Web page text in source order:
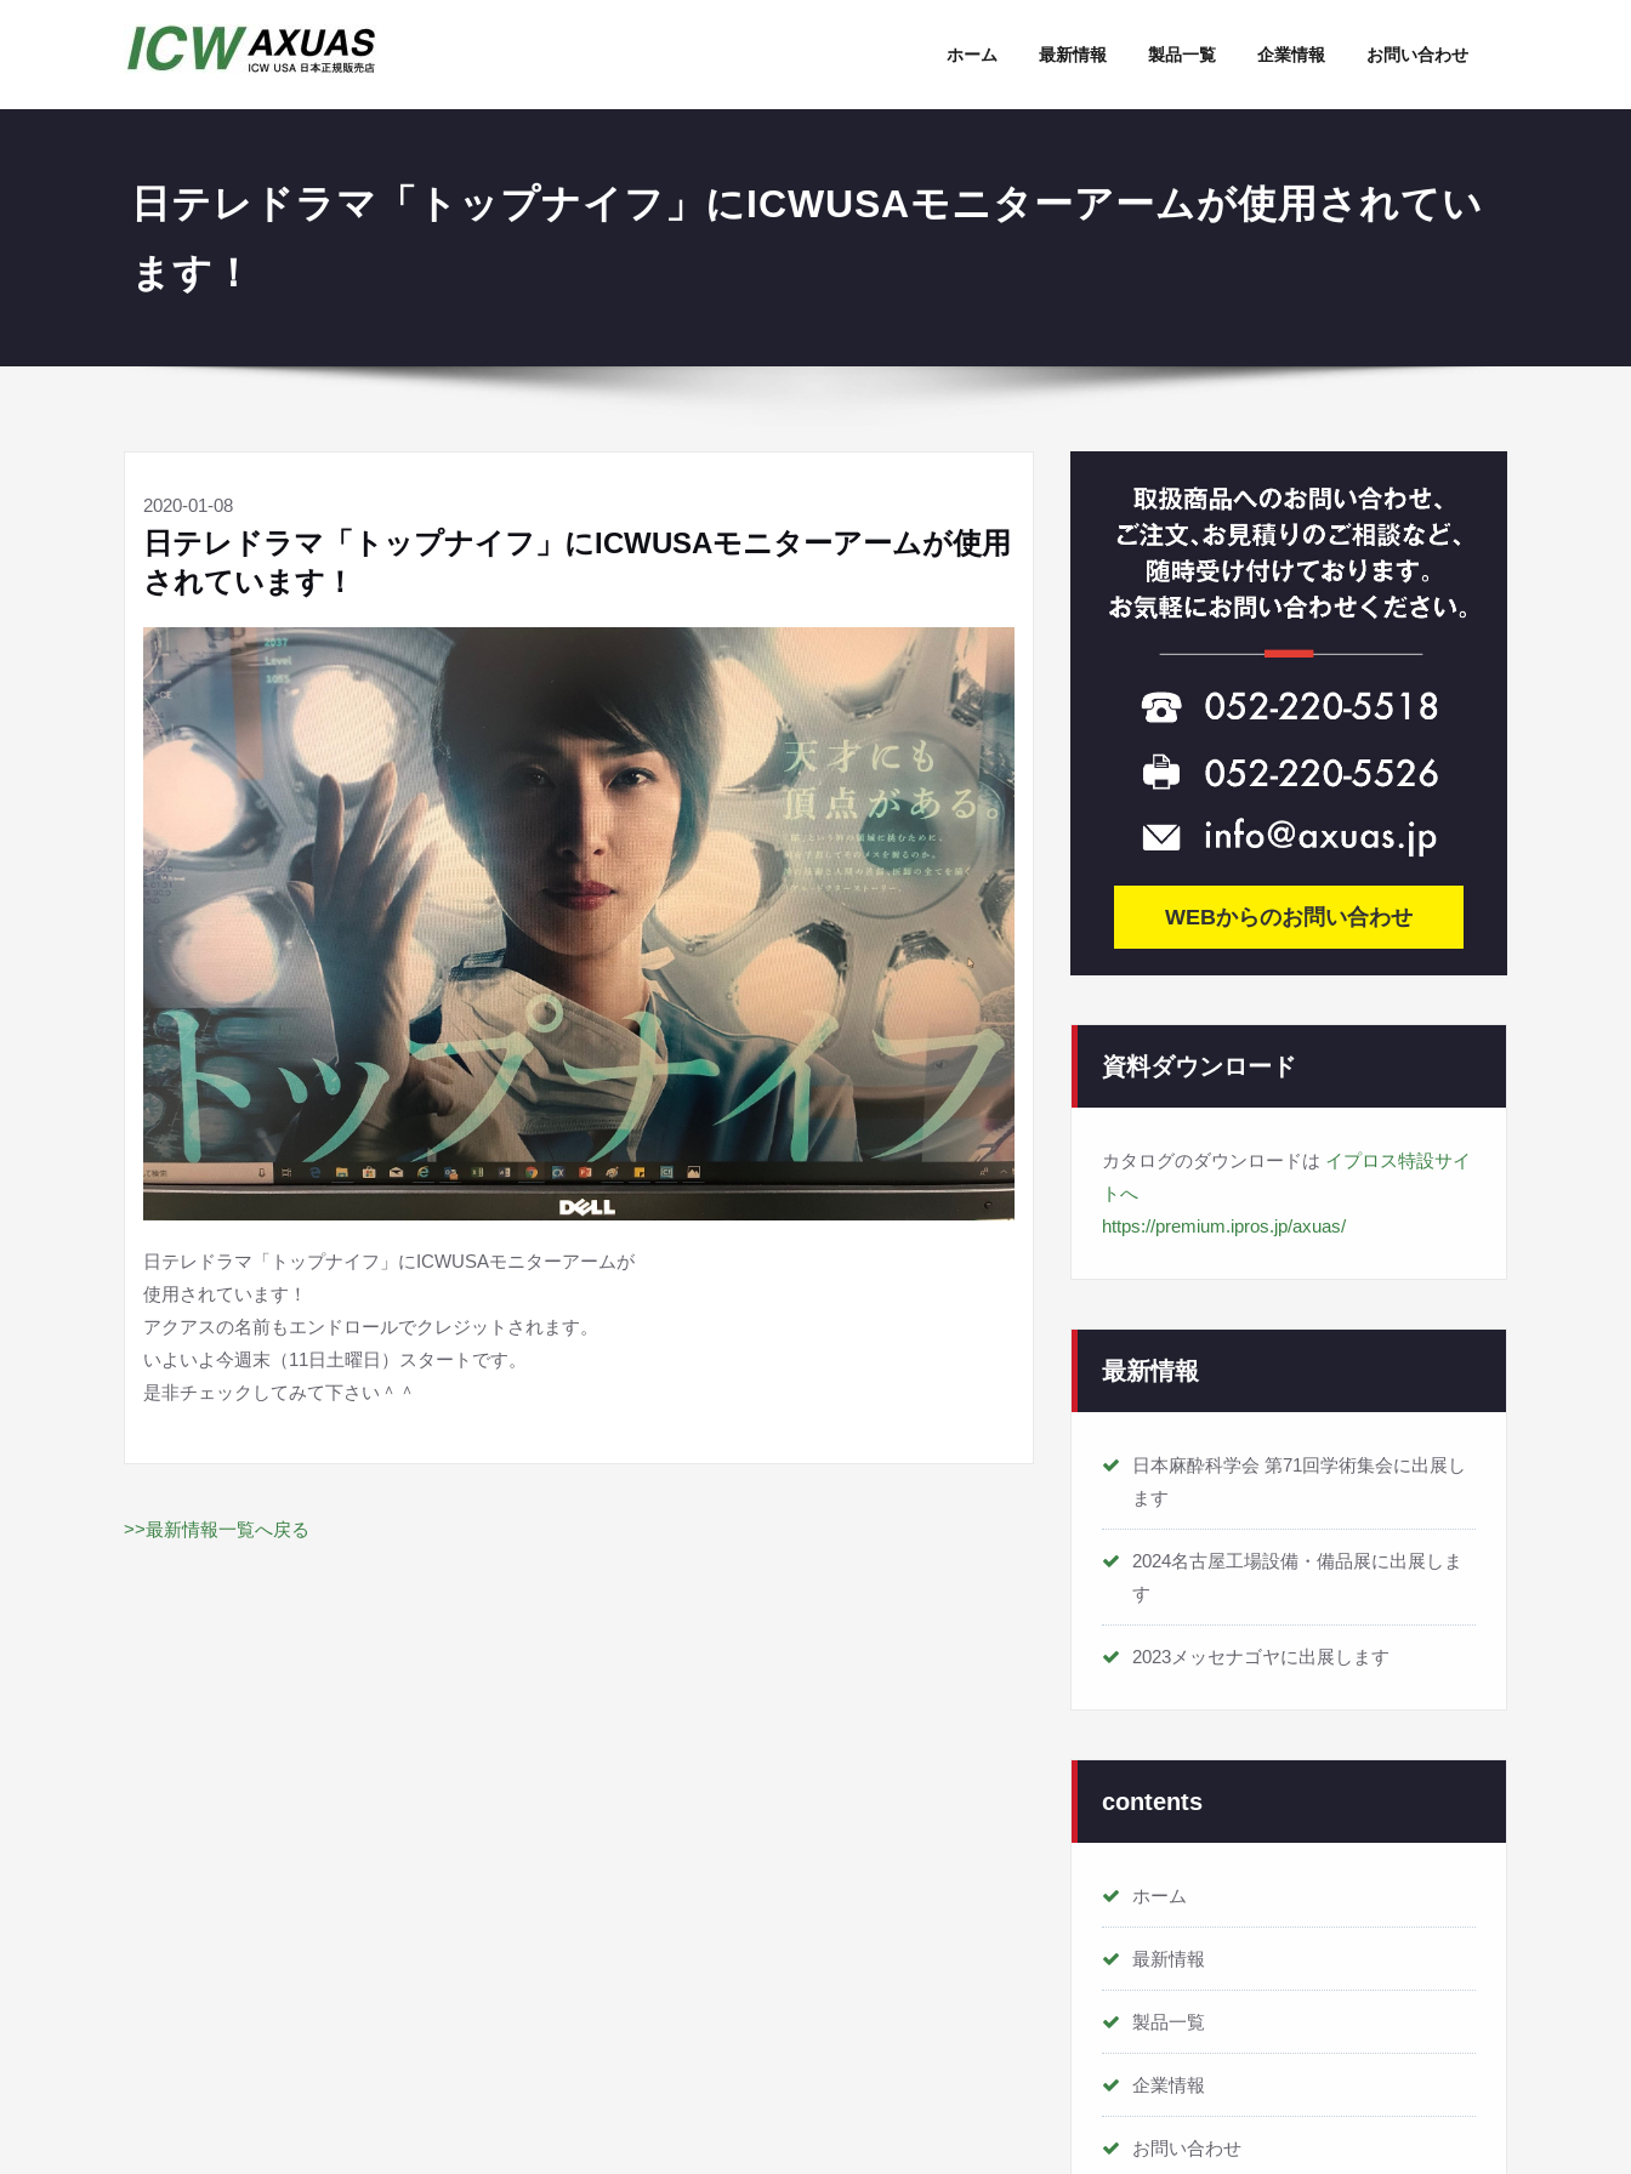
ホーム 最新情報 製品一覧 企業情報 お問い合わせ
日テレドラマ「トップナイフ」にICWUSAモニターアームが使用されてい
ます！
2020-01-08
日テレドラマ「トップナイフ」にICWUSAモニターアームが使用
されています！
日テレドラマ「トップナイフ」にICWUSAモニターアームが
使用されています！
アクアスの名前もエンドロールでクレジットされます。
いよいよ今週末（11日土曜日）スタートです。
是非チェックしてみて下さい＾＾
>>最新情報一覧へ戻る
WEBからのお問い合わせ
資料ダウンロード
カタログのダウンロードは イプロス特設サイ
トへ
https://premium.ipros.jp/axuas/
最新情報
日本麻酔科学会 第71回学術集会に出展し
ます
2024名古屋工場設備・備品展に出展しま
す
2023メッセナゴヤに出展します
contents
ホーム
最新情報
製品一覧
企業情報
お問い合わせ